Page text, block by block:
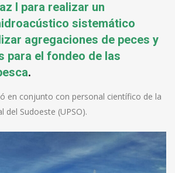
I para realizar un
sistemático
agregaciones de peces y
para el fondeo de las
.
en conjunto con personal científico de la
del Sudoeste (UPSO).